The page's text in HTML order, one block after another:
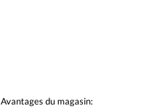
Avantages du magasin: